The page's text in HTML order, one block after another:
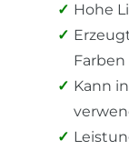
Hohe
Farben
Kann